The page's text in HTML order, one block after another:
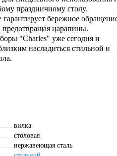
праздничному столу.
гарантирует бережное
царапины.
"Charles" уже сегодня и
насладиться стильной и
вилка
столовая
нержавеющая сталь